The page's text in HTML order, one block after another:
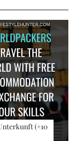
(+10